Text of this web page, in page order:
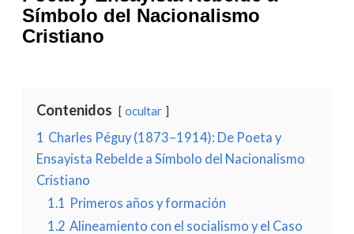
Símbolo del Nacionalismo
Cristiano
Contenidos ocultar
1 Charles Péguy (1873–1914): De Poeta y
Ensayista Rebelde a Símbolo del Nacionalismo
Cristiano
1.1 Primeros años y formación
1.2 Alineamiento con el socialismo y el Caso